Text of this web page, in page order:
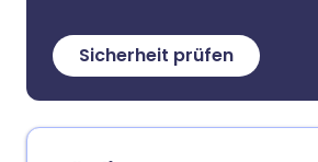
Sicherheit prüfen